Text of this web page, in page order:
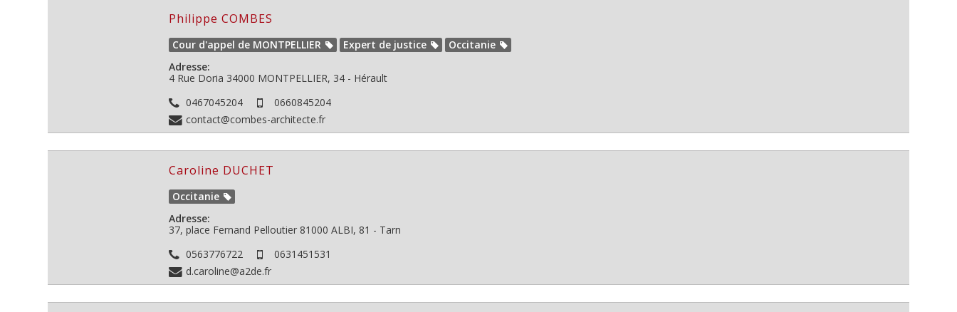
Philippe COMBES
Cour d'appel de MONTPELLIER Expert de justice
Occitanie
Adresse:
4 Rue Doria 34000 MONTPELLIER, 34 - Hérault
0467045204
0660845204
contact@combes-architecte.fr
Caroline DUCHET
Occitanie
Adresse:
37, place Fernand Pelloutier 81000 ALBI, 81 - Tarn
0563776722
0631451531
d.caroline@a2de.fr